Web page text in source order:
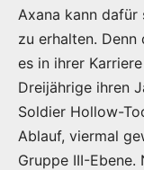
Axana kann dafür
zu erhalten. Denn
es in ihrer
Dreijährige ihren
Soldier Hollow-
Ablauf, viermal
Gruppe III-